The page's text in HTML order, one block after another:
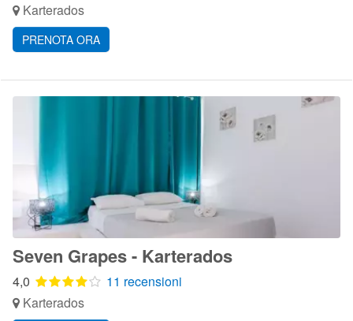
Karterados
PRENOTA ORA
Seven Grapes - Karterados
4,0
11 recensioni
Karterados